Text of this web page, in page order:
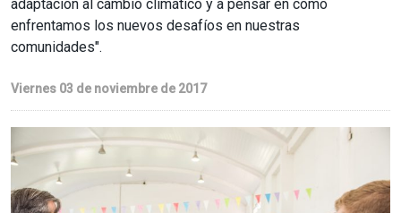
adaptación al cambio climático y a pensar en cómo
enfrentamos los nuevos desafíos en nuestras
comunidades".
Viernes 03 de noviembre de 2017